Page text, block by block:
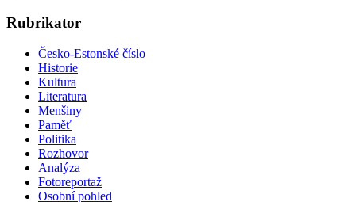
Rubrikator
Česko-Estonské číslo
Historie
Kultura
Literatura
Menšiny
Paměť
Politika
Rozhovor
Analýza
Fotoreportaž
Osobní pohled